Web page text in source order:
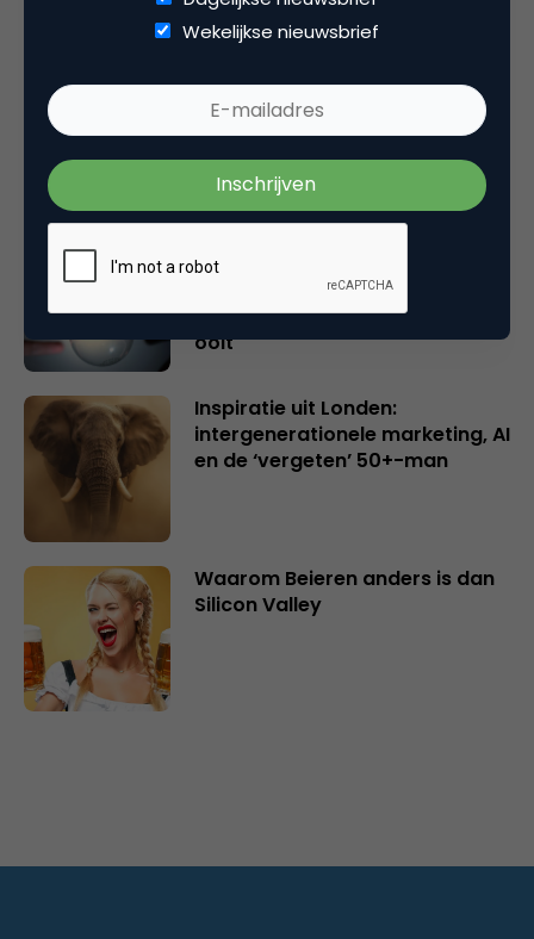
Wake-upcall voor ontwerpers
en merkeigenaren
van innovatie en ontsluiter en
verbinder van industrieën
belangrijker en urgenter dan
ooit
Inspiratie uit Londen:
intergenerationele marketing, AI
en de ‘vergeten’ 50+-man
Waarom Beieren anders is dan
Silicon Valley
Wekelijkse nieuwsbrief